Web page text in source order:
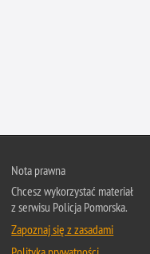
Nota prawna
Chcesz wykorzystać materiał
z serwisu Policja Pomorska.
Zapoznaj się z zasadami